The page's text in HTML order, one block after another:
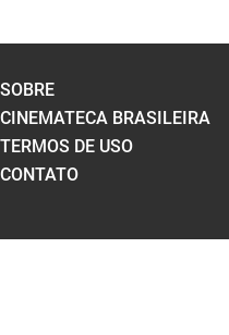
SOBRE
CINEMATECA BRASILEIRA
TERMOS DE USO
CONTATO